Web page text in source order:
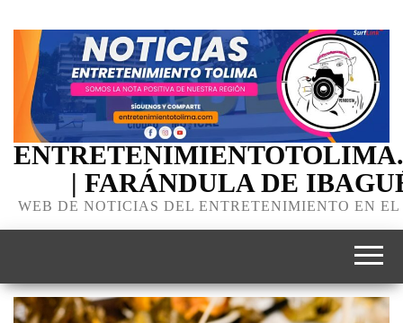
| FARÁNDULA DE
WEB DE NOTICIAS DEL ENTRETENIMIENTO EN